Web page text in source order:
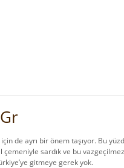
de ayrı bir önem taşıyor. Bu
sardık ve bu
gitmeye gerek yok.